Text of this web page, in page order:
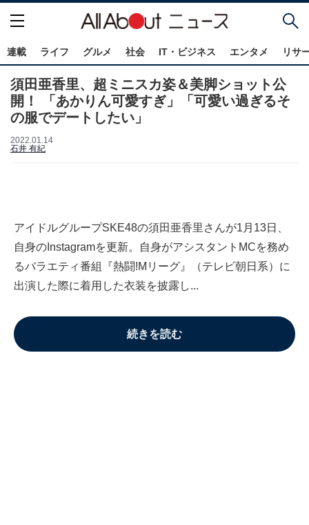
連載 ライフ グルメ 社会 IT・ビジネス エンタメ リサ
須田亜香里、超ミニスカ姿＆美脚ショット公
開！ 「あかりん可愛すぎ」「可愛い過ぎるそ
の服でデートしたい」
2022.01.14
石井 有紀
アイドルグループSKE48の須田亜香里さんが1月13日、
自身のInstagramを更新。自身がアシスタントMCを務め
るバラエティ番組『熱闘!Mリーグ』（テレビ朝日系）に
出演した際に着用した衣装を披露し...
続きを読む